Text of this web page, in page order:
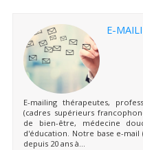
E-
E-mailing thérapeutes,
(cadres supérieurs
de bien-être, médecine
d'éducation. Notre base e-mail
depuis 20 ans à...